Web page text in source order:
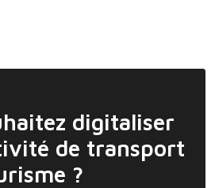
digitaliser
de transport
?